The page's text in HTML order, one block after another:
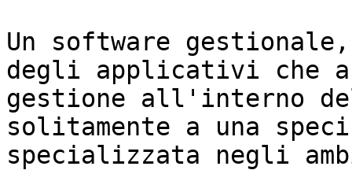
Un software
degli applicativi che
gestione all'interno
solitamente a una
specializzata negli